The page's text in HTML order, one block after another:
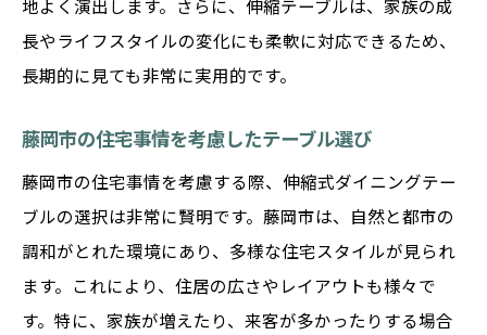
地よく演出します。さらに、伸縮テーブルは、家族の成
長やライフスタイルの変化にも柔軟に対応できるため、
長期的に見ても非常に実用的です。
藤岡市の住宅事情を考慮したテーブル選び
藤岡市の住宅事情を考慮する際、伸縮式ダイニングテー
ブルの選択は非常に賢明です。藤岡市は、自然と都市の
調和がとれた環境にあり、多様な住宅スタイルが見られ
ます。これにより、住居の広さやレイアウトも様々で
す。特に、家族が増えたり、来客が多かったりする場合